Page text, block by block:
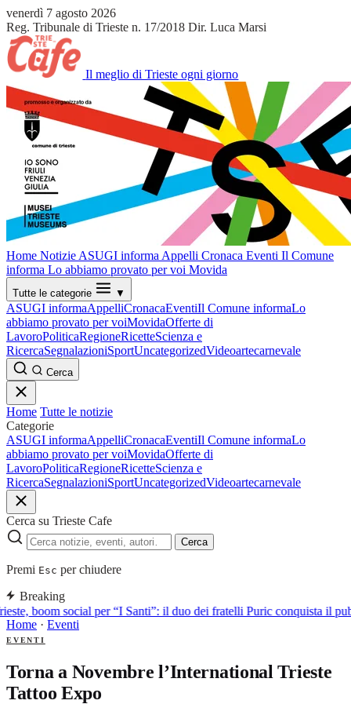
venerdì 7 agosto 2026
Reg. Tribunale di Trieste n. 17/2018 Dir. Luca Marsi
Il meglio di Trieste ogni giorno
Home Notizie ASUGI informa Appelli Cronaca Eventi Il Comune
informa Lo abbiamo provato per voi Movida
Tutte le categorie ▼
ASUGI informaAppelliCronacaEventiIl Comune informaLo
abbiamo provato per voiMovidaOfferte di
LavoroPoliticaRegioneRicetteScienza e
RicercaSegnalazioniSportUncategorizedVideoartecarnevale
Cerca
Home Tutte le notizie
Categorie
ASUGI informaAppelliCronacaEventiIl Comune informaLo
abbiamo provato per voiMovidaOfferte di
LavoroPoliticaRegioneRicetteScienza e
RicercaSegnalazioniSportUncategorizedVideoartecarnevale
Cerca su Trieste Cafe
Cerca
Premi Esc per chiudere
Breaking
boom social per “I Santi”: il duo dei fratelli Puric conquista il
Home · Eventi
EVENTI
Torna a Novembre l’International Trieste
Tattoo Expo